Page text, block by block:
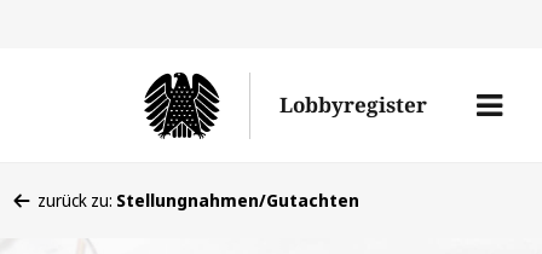
Lobbyregister
Menü
befinden
zurück zu: Stellungnahmen/Gutachten